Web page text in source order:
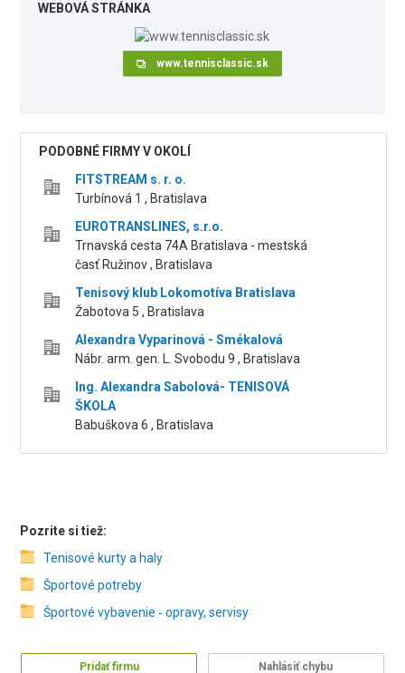
WEBOVÁ STRÁNKA
www.tennisclassic.sk
PODOBNÉ FIRMY V OKOLÍ
FITSTREAM s. r. o.
Turbínová 1 , Bratislava
EUROTRANSLINES, s.r.o.
Trnavská cesta 74A Bratislava - mestská
časť Ružinov , Bratislava
Tenisový klub Lokomotíva Bratislava
Žabotova 5 , Bratislava
Alexandra Vyparinová - Smékalová
Nábr. arm. gen. L. Svobodu 9 , Bratislava
Ing. Alexandra Sabolová- TENISOVÁ
ŠKOLA
Babuškova 6 , Bratislava
Pozrite si tiež:
Tenisové kurty a haly
Športové potreby
Športové vybavenie ‑ opravy, servisy
Pridať firmu Nahlásiť chybu